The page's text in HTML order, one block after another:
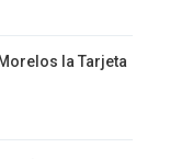
la Tarjeta